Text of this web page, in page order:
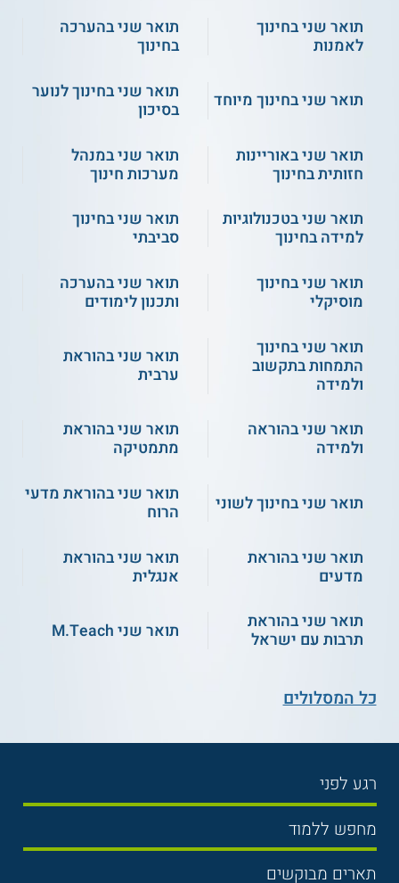
תואר שני בחינוך
לאמנות
תואר שני בהערכה
בחינוך
תואר שני בחינוך מיוחד
תואר שני בחינוך לנוער
בסיכון
תואר שני באוריינות
חזותית בחינוך
תואר שני במנהל
מערכות חינוך
תואר שני בטכנולוגיות
למידה בחינוך
תואר שני בחינוך
סביבתי
תואר שני בחינוך
מוסיקלי
תואר שני בהערכה
ותכנון לימודים
תואר שני בחינוך
התמחות בתקשוב
ולמידה
תואר שני בהוראת
ערבית
תואר שני בהוראה
ולמידה
תואר שני בהוראת
מתמטיקה
תואר שני בחינוך לשוני
תואר שני בהוראת מדעי
הרוח
תואר שני בהוראת
מדעים
תואר שני בהוראת
אנגלית
תואר שני בהוראת
תרבות עם ישראל
תואר שני M.Teach
כל המסלולים
רגע לפני
בחירת לימודים
תנאי קבלה
מחפש ללמוד
תואר ראשון
תארים מבוקשים